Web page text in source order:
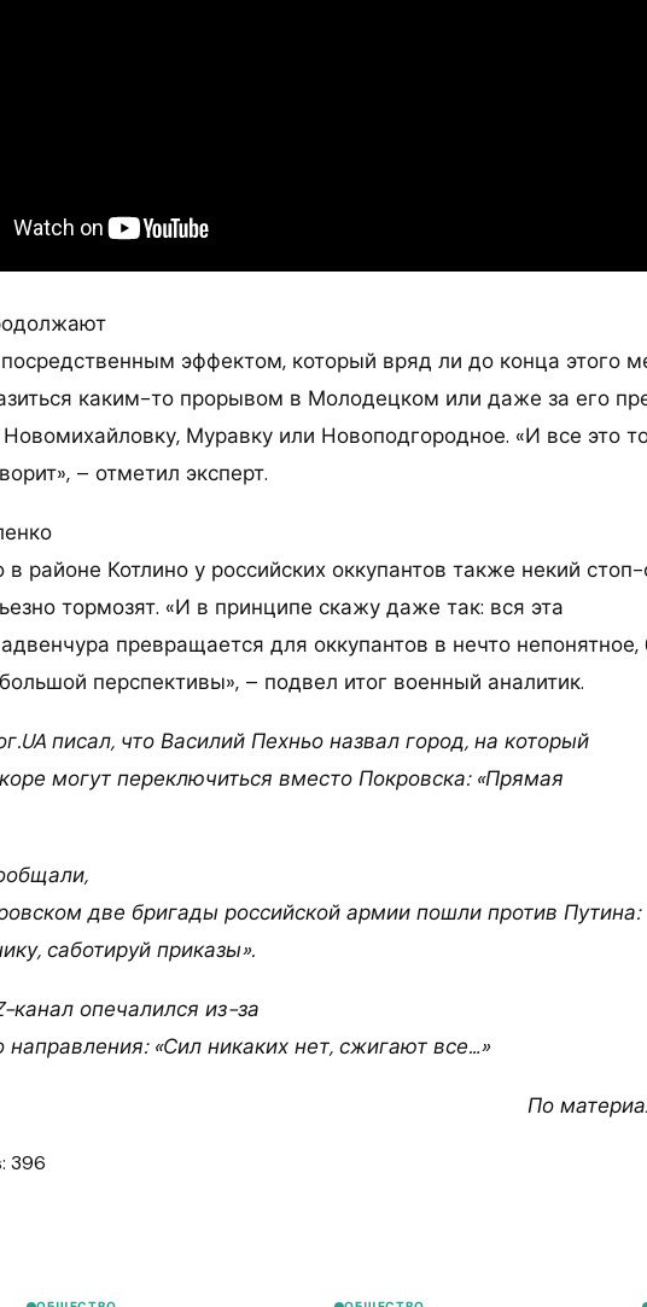
посредственным эффектом, который вряд ли до конца этого
каким-то прорывом в Молодецком или даже за его
Муравку или Новоподгородное. «И все это
– отметил эксперт.
в районе Котлино у российских оккупантов также некий стоп-
тормозят. «И в принципе скажу даже так: вся эта
превращается для оккупантов в нечто непонятное,
перспективы», – подвел итог военный аналитик.
писал, что Василий Пехньо назвал город, на который
могут переключиться вместо Покровска: «Прямая
две бригады российской армии пошли против Путина:
саботируй приказы».
опечалился из-за
направления: «Сил никаких нет, сжигают все…»
По
396